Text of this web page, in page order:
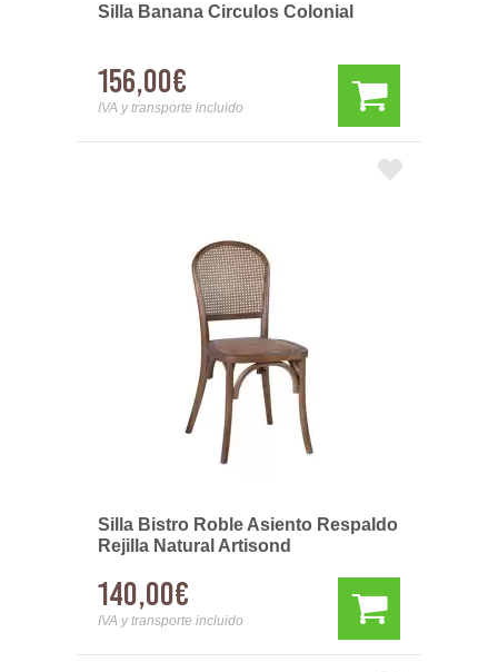
Silla Banana Circulos Colonial
156,00€
IVA y transporte incluido
Silla Bistro Roble Asiento Respaldo
Rejilla Natural Artisond
140,00€
IVA y transporte incluido